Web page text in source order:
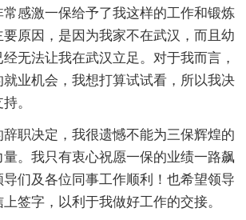
感激一保给予了我这样的工作和锻炼
原因，是因为我家不在武汉，而且幼
无法让我在武汉立足。对于我而言，
业机会，我想打算试试看，所以我决
。
职决定，我很遗憾不能为三保辉煌的
。我只有衷心祝愿一保的业绩一路飙
们及各位同事工作顺利！也希望领导
签字，以利于我做好工作的交接。